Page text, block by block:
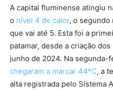
A capital fluminense atingiu
o nível 4 de calor, o segundo
que vai até 5. Esta foi a
patamar, desde a criação
junho de 2024. Na segunda-
chegaram a marcar 44ºC, a
alta registrada pelo Sistema